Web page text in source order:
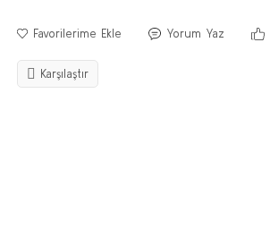
Yorum Yaz
Karşılaştır